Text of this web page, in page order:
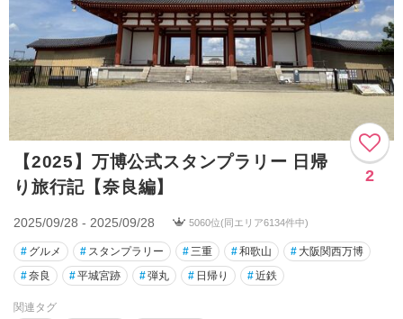
【2025】万博公式スタンプラリー 日帰
り旅行記【奈良編】
2
2025/09/28 - 2025/09/28 5060位(同エリア6134件中)
# グルメ # スタンプラリー #三重 #和歌山 # 大阪関西万博
#奈良 #平城宮跡 #弾丸 # 日帰り #近鉄
関連タグ